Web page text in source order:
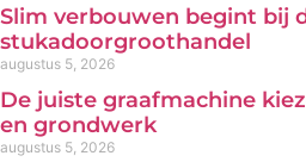
Slim verbouwen begint bij
stukadoorgroothandel
augustus 5, 2026
De juiste graafmachine
en grondwerk
augustus 5, 2026